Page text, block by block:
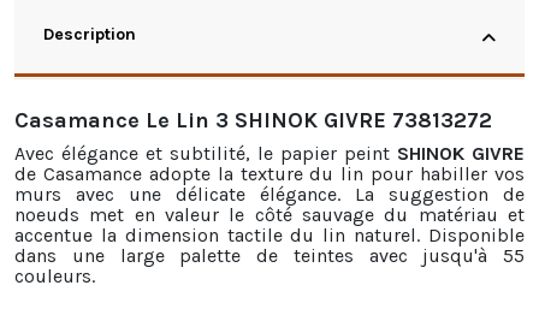
Description
Casamance Le Lin 3 SHINOK GIVRE 73813272
Avec élégance et subtilité, le papier peint SHINOK GIVRE
de Casamance adopte la texture du lin pour habiller vos
murs avec une délicate élégance. La suggestion de
noeuds met en valeur le côté sauvage du matériau et
accentue la dimension tactile du lin naturel. Disponible
dans une large palette de teintes avec jusqu'à 55
couleurs.